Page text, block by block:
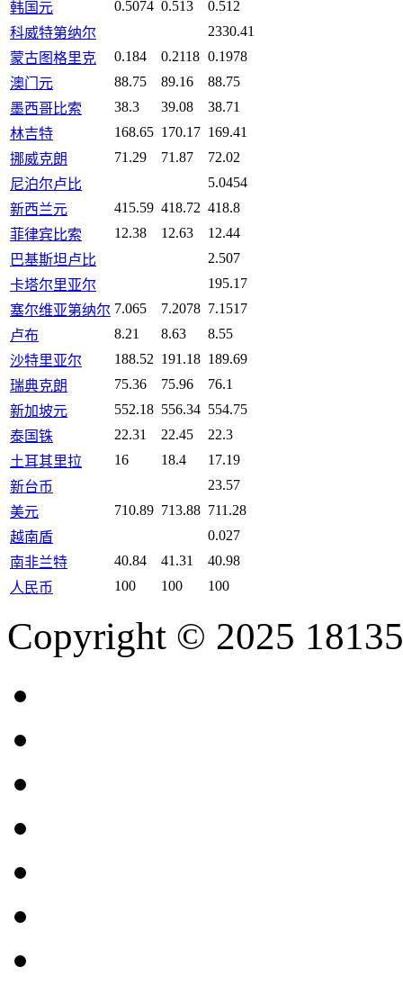
韩国元 0.5074 0.513
0.512
科威特第纳尔
2330.41
蒙古图格里克
0.184 0.2118 0.1978
澳门元
88.75 89.16
88.75
墨西哥比索
38.3 39.08
38.71
林吉特
168.65 170.17 169.41
挪威克朗
71.29 71.87
72.02
尼泊尔卢比
5.0454
新西兰元
415.59 418.72 418.8
菲律宾比索
12.38 12.63
12.44
巴基斯坦卢比
2.507
卡塔尔里亚尔
195.17
塞尔维亚第纳尔 7.065 7.2078 7.1517
卢布
8.21 8.63
8.55
沙特里亚尔
188.52 191.18 189.69
瑞典克朗
75.36 75.96
76.1
新加坡元
552.18 556.34 554.75
泰国铢
22.31 22.45
22.3
土耳其里拉
16 18.4
17.19
新台币
23.57
美元
710.89 713.88 711.28
越南盾
0.027
南非兰特
40.84 41.31
40.98
人民币
100 100 100
Copyright © 2025